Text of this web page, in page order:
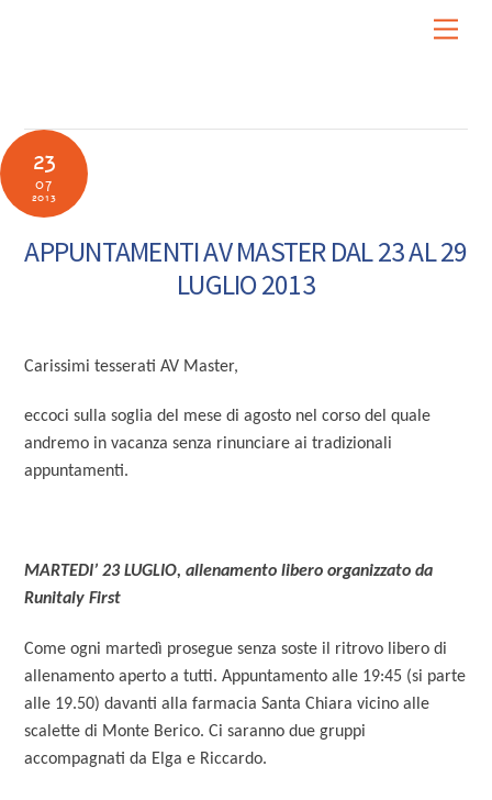
23
07
2013
APPUNTAMENTI AV MASTER DAL 23 AL 29
LUGLIO 2013
Carissimi tesserati AV Master,
eccoci sulla soglia del mese di agosto nel corso del quale
andremo in vacanza senza rinunciare ai tradizionali
appuntamenti.
MARTEDI’ 23 LUGLIO, allenamento libero organizzato da
Runitaly First
Come ogni martedì prosegue senza soste il ritrovo libero di
allenamento aperto a tutti. Appuntamento alle 19:45 (si parte
alle 19.50) davanti alla farmacia Santa Chiara vicino alle
scalette di Monte Berico. Ci saranno due gruppi
accompagnati da Elga e Riccardo.